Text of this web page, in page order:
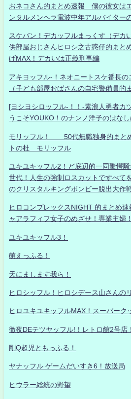
おネコさん的まとめ速報 僕の彼女は
ンタルメンヘラ電波中年アルバイター
スケバン！デカッフルまっくす（デカ
供部屋おじさんヒロシ之古惑仔的まと
げMAX！デカいは正義刑事編
アキヨッフル-！ネオニートスケ番長の
（子ども部屋おばさんの自宅警備員的
[ヨシヨシロッフル-！！-素浪人勇者カ
うこそYOUKO！のナンノ洋子のはな
モリッフル！ 50代無職独身的まと
トの杜 モリッフル
ユキユキッフル2！ど底辺的一同驚愕
世代！人生の強制ロスカットですべて
のクリスタルキングボンビー脱出大作
ヒロコンプレックスNIGHT 的まとめ
ャアラフィフ女子のめざせ！専業主婦
ユキユキッフル3！
萌えっふる！
天にまします我ら！
ヒロシッフル！ヒロシデース山さんの
ヒロユキユキッフルMAX！スーパーク
徹夜DEテツヤッフル!！レトロ館2号店！
剛Q超児ともっふる！
ヤナッフル ゲームだいすき6！放送局
ヒウラー総統の野望